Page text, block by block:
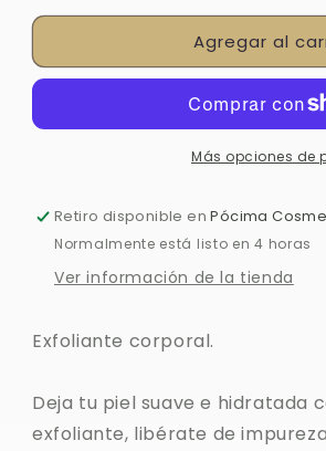
para
DE
para
ARENA
DE
Agregar al
Más opciones de
Retiro disponible enPócima
Normalmente está listo en 4 horas
Ver información de la tienda
Exfoliante corporal.
Deja tu piel suave e hidratada
exfoliante, libérate de